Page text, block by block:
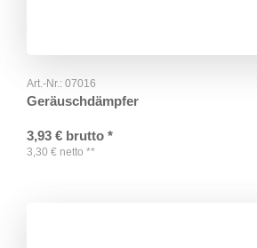
Art.-Nr.: 07016
Geräuschdämpfer
3,93 € brutto *
3,30 € netto **